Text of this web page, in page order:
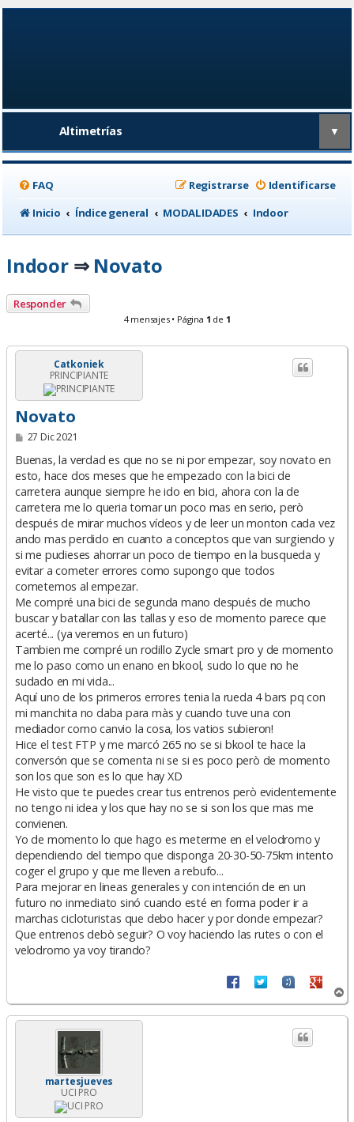
Altimetrías ▼
FAQ Identificarse
Registrarse
Inicio
Índice general MODALIDADES Indoor
Indoor⇒ Novato
Responder
4 mensajes • Página 1 de 1
Catkoniek
PRINCIPIANTE
Novato
M
n
s
a
j
e
27 Dic 2021
Buenas, la verdad es que no se ni por empezar, soy novato en
esto, hace dos meses que he empezado con la bici de
carretera aunque siempre he ido en bici, ahora con la de
carretera me lo queria tomar un poco mas en serio, però
después de mirar muchos vídeos y de leer un monton cada vez
ando mas perdido en cuanto a conceptos que van surgiendo y
si me pudieses ahorrar un poco de tiempo en la busqueda y
evitar a cometer errores como supongo que todos
cometemos al empezar.
Me compré una bici de segunda mano después de mucho
buscar y batallar con las tallas y eso de momento parece que
acerté... (ya veremos en un futuro)
Tambien me compré un rodillo Zycle smart pro y de momento
me lo paso como un enano en bkool, sudo lo que no he
sudado en mi vida...
Aquí uno de los primeros errores tenia la rueda 4 bars pq con
mi manchita no daba para màs y cuando tuve una con
mediador como canvio la cosa, los vatios subieron!
Hice el test FTP y me marcó 265 no se si bkool te hace la
conversón que se comenta ni se si es poco però de momento
son los que son es lo que hay XD
He visto que te puedes crear tus entrenos però evidentemente
no tengo ni idea y los que hay no se si son los que mas me
convienen.
Yo de momento lo que hago es meterme en el velodromo y
dependiendo del tiempo que disponga 20-30-50-75km intento
coger el grupo y que me lleven a rebufo...
Para mejorar en lineas generales y con intención de en un
futuro no inmediato sinó cuando esté en forma poder ir a
marchas cicloturistas que debo hacer y por donde empezar?
Que entrenos debò seguir? O voy haciendo las rutes o con el
velodromo ya voy tirando?
r
r
martesjueves
UCI PRO